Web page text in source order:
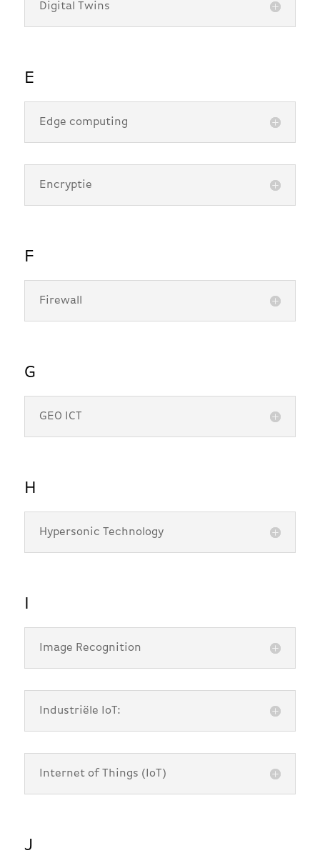
Digital Twins
E
Edge computing
Encryptie
F
Firewall
G
GEO ICT
H
Hypersonic Technology
Image Recognition
Industriële IoT:
Internet of Things (IoT)
J